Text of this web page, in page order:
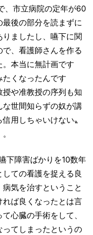
、市立病院の定年が60
後の部分を読まずに
ましたし、嚥下に関
、看護師さんを作る
本当に無計画です
くなったんです
授や准教授の序列も知
世間知らずの奴が講
用しちゃいけない〟
下障害ばかりを10数年
ての看護を捉える良
気を治すということ
ば良くなったとは言
心臓の手術をして、
てしまったというの